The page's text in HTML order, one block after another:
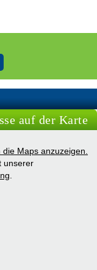
auf der Karte
Maps anzuzeigen.
unserer